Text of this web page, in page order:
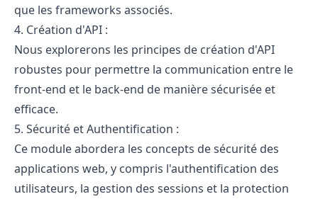
que les frameworks associés.
4. Création d'API :
Nous explorerons les principes de création d'API
robustes pour permettre la communication entre le
front-end et le back-end de manière sécurisée et
efficace.
5. Sécurité et Authentification :
Ce module abordera les concepts de sécurité des
applications web, y compris l'authentification des
utilisateurs, la gestion des sessions et la protection